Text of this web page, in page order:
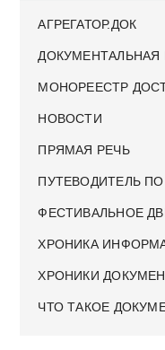
АГРЕГАТОР.ДОК
ДОКУМЕНТАЛЬНАЯ
МОНОРЕЕСТР
НОВОСТИ
ПРЯМАЯ РЕЧЬ
ПУТЕВОДИТЕЛЬ
ФЕСТИВАЛЬНОЕ
ХРОНИКА
ХРОНИКИ
ЧТО ТАКОЕ